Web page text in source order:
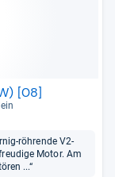
[08]
röhrende V2-
Motor. Am
...“